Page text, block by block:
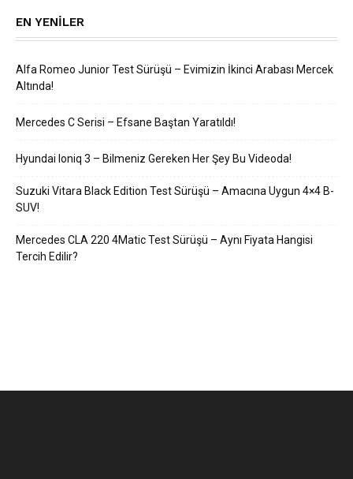
EN YENILER
Alfa Romeo Junior Test Sürüşü – Evimizin İkinci Arabası Mercek
Altında!
Mercedes C Serisi – Efsane Baştan Yaratıldı!
Hyundai Ioniq 3 – Bilmeniz Gereken Her Şey Bu Videoda!
Suzuki Vitara Black Edition Test Sürüşü – Amacına Uygun 4×4 B-
SUV!
Mercedes CLA 220 4Matic Test Sürüşü – Aynı Fiyata Hangisi
Tercih Edilir?